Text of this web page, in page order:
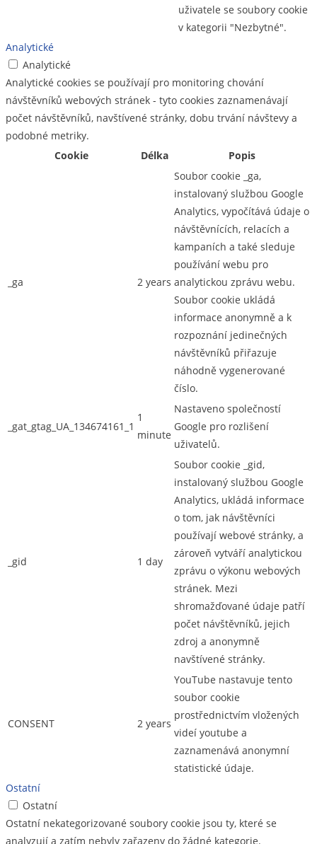
uživatele se soubory cookie
v kategorii "Nezbytné".
Analytické
Analytické
Analytické cookies se používají pro monitoring chování
návštěvníků webových stránek - tyto cookies zaznamenávají
počet návštěvníků, navštívené stránky, dobu trvání návštevy a
podobné metriky.
Cookie
Délka Popis
_ga 2 years
Soubor cookie _ga,
instalovaný službou Google
Analytics, vypočítává údaje o
návštěvnících, relacích a
kampaních a také sleduje
používání webu pro
analytickou zprávu webu.
Soubor cookie ukládá
informace anonymně a k
rozpoznání jedinečných
návštěvníků přiřazuje
náhodně vygenerované
číslo.
_gat_gtag_UA_134674161_1
1
minute
Nastaveno společností
Google pro rozlišení
uživatelů.
_gid 1 day
Soubor cookie _gid,
instalovaný službou Google
Analytics, ukládá informace
o tom, jak návštěvníci
používají webové stránky, a
zároveň vytváří analytickou
zprávu o výkonu webových
stránek. Mezi
shromažďované údaje patří
počet návštěvníků, jejich
zdroj a anonymně
navštívené stránky.
CONSENT 2 years
YouTube nastavuje tento
soubor cookie
prostřednictvím vložených
videí youtube a
zaznamenává anonymní
statistické údaje.
Ostatní
Ostatní
Ostatní nekategorizované soubory cookie jsou ty, které se
analyzují a zatím nebyly zařazeny do žádné kategorie.